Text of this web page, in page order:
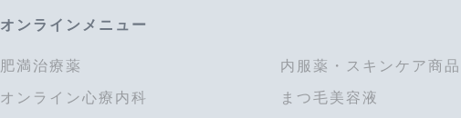
オンラインメニュー
肥満治療薬 内服薬・スキンケア商品
オンライン心療内科 まつ毛美容液